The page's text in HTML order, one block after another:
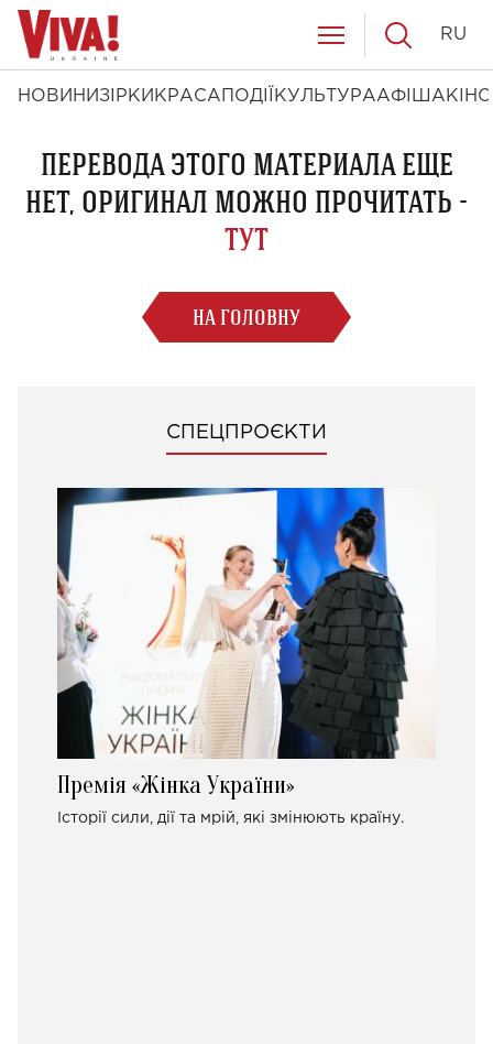
НОВИНИ ЗІРКИ КРАСА ПОДІЇ КУЛЬТУРААФІША КІНО
RU
ПЕРЕВОДА ЭТОГО МАТЕРИАЛА ЕЩЕ
НЕТ, ОРИГИНАЛ МОЖНО ПРОЧИТАТЬ -
ТУТ
НА ГОЛОВНУ
СПЕЦПРОЄКТИ
Премія «Жінка України»
Історії сили, дії та мрій, які змінюють країну.